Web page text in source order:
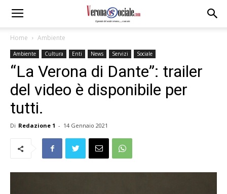
Home Ambiente
Ambiente Cultura Enti News Servizi Sociale
“La Verona di Dante”: trailer
del video è disponibile per
tutti.
Di Redazione 1 - 14 Gennaio 2021